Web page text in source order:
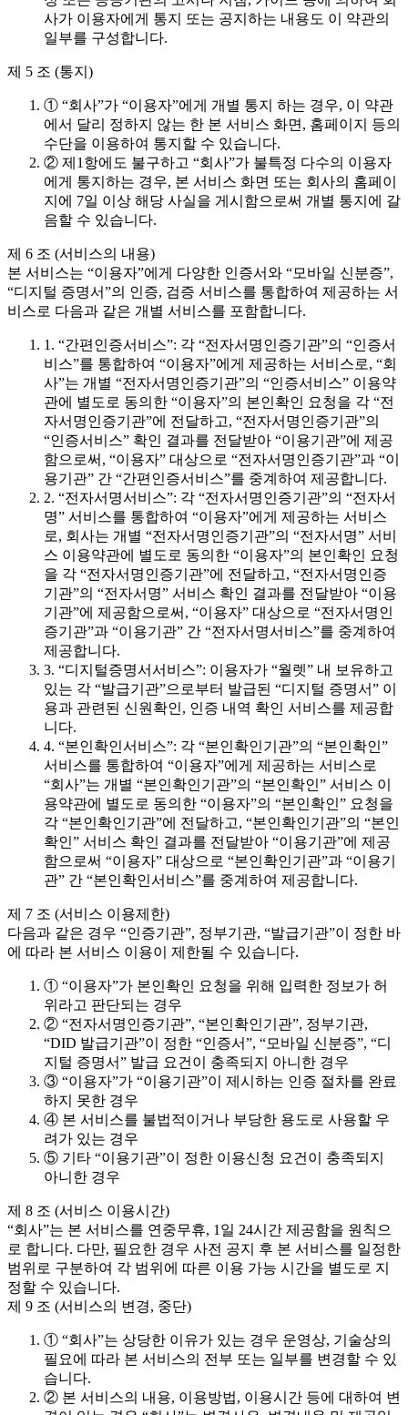
사가 이용자에게 통지 또는 공지하는 내용도 이 약관의
일부를 구성합니다.
제 5 조 (통지)
① “회사”가 “이용자”에게 개별 통지 하는 경우, 이 약관
에서 달리 정하지 않는 한 본 서비스 화면, 홈페이지 등의
수단을 이용하여 통지할 수 있습니다.
② 제1항에도 불구하고 “회사”가 불특정 다수의 이용자
에게 통지하는 경우, 본 서비스 화면 또는 회사의 홈페이
지에 7일 이상 해당 사실을 게시함으로써 개별 통지에 갈
음할 수 있습니다.
제 6 조 (서비스의 내용)
본 서비스는 “이용자”에게 다양한 인증서와 “모바일 신분증”,
“디지털 증명서”의 인증, 검증 서비스를 통합하여 제공하는 서
비스로 다음과 같은 개별 서비스를 포함합니다.
1. “간편인증서비스”: 각 “전자서명인증기관”의 “인증서
비스”를 통합하여 “이용자”에게 제공하는 서비스로, “회
사”는 개별 “전자서명인증기관”의 “인증서비스” 이용약
관에 별도로 동의한 “이용자”의 본인확인 요청을 각 “전
자서명인증기관”에 전달하고, “전자서명인증기관”의
“인증서비스” 확인 결과를 전달받아 “이용기관”에 제공
함으로써, “이용자” 대상으로 “전자서명인증기관”과 “이
용기관” 간 “간편인증서비스”를 중계하여 제공합니다.
2. “전자서명서비스”: 각 “전자서명인증기관”의 “전자서
명” 서비스를 통합하여 “이용자”에게 제공하는 서비스
로, 회사는 개별 “전자서명인증기관”의 “전자서명” 서비
스 이용약관에 별도로 동의한 “이용자”의 본인확인 요청
을 각 “전자서명인증기관”에 전달하고, “전자서명인증
기관”의 “전자서명” 서비스 확인 결과를 전달받아 “이용
기관”에 제공함으로써, “이용자” 대상으로 “전자서명인
증기관”과 “이용기관” 간 “전자서명서비스”를 중계하여
제공합니다.
3. “디지털증명서서비스”: 이용자가 “월렛” 내 보유하고
있는 각 “발급기관”으로부터 발급된 “디지털 증명서” 이
용과 관련된 신원확인, 인증 내역 확인 서비스를 제공합
니다.
4. “본인확인서비스”: 각 “본인확인기관”의 “본인확인”
서비스를 통합하여 “이용자”에게 제공하는 서비스로
“회사”는 개별 “본인확인기관”의 “본인확인” 서비스 이
용약관에 별도로 동의한 “이용자”의 “본인확인” 요청을
각 “본인확인기관”에 전달하고, “본인확인기관”의 “본인
확인” 서비스 확인 결과를 전달받아 “이용기관”에 제공
함으로써 “이용자” 대상으로 “본인확인기관”과 “이용기
관” 간 “본인확인서비스”를 중계하여 제공합니다.
제 7 조 (서비스 이용제한)
다음과 같은 경우 “인증기관”, 정부기관, “발급기관”이 정한 바
에 따라 본 서비스 이용이 제한될 수 있습니다.
① “이용자”가 본인확인 요청을 위해 입력한 정보가 허
위라고 판단되는 경우
② “전자서명인증기관”, “본인확인기관”, 정부기관,
“DID 발급기관”이 정한 “인증서”, “모바일 신분증”, “디
지털 증명서” 발급 요건이 충족되지 아니한 경우
③ “이용자”가 “이용기관”이 제시하는 인증 절차를 완료
하지 못한 경우
④ 본 서비스를 불법적이거나 부당한 용도로 사용할 우
려가 있는 경우
⑤ 기타 “이용기관”이 정한 이용신청 요건이 충족되지
아니한 경우
제 8 조 (서비스 이용시간)
“회사”는 본 서비스를 연중무휴, 1일 24시간 제공함을 원칙으
로 합니다. 다만, 필요한 경우 사전 공지 후 본 서비스를 일정한
범위로 구분하여 각 범위에 따른 이용 가능 시간을 별도로 지
정할 수 있습니다.
제 9 조 (서비스의 변경, 중단)
① “회사”는 상당한 이유가 있는 경우 운영상, 기술상의
필요에 따라 본 서비스의 전부 또는 일부를 변경할 수 있
습니다.
② 본 서비스의 내용, 이용방법, 이용시간 등에 대하여 변